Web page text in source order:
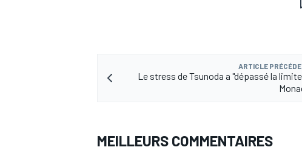
ARTICLE
Le stress de Tsunoda a "dépassé la
MEILLEURS COMMENTAIRES